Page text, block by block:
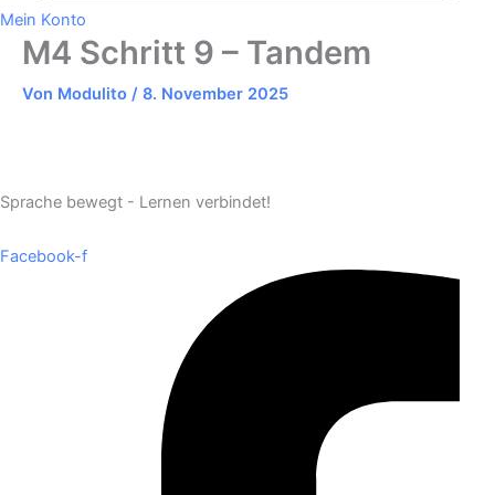
Mein Konto
M4 Schritt 9 – Tandem
Von Modulito / 8. November 2025
Sprache bewegt - Lernen verbindet!
Facebook-f